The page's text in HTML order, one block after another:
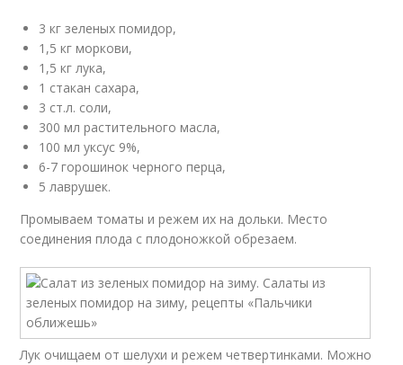
3 кг зеленых помидор,
1,5 кг моркови,
1,5 кг лука,
1 стакан сахара,
3 ст.л. соли,
300 мл растительного масла,
100 мл уксус 9%,
6-7 горошинок черного перца,
5 лаврушек.
Промываем томаты и режем их на дольки. Место
соединения плода с плодоножкой обрезаем.
Лук очищаем от шелухи и режем четвертинками. Можно